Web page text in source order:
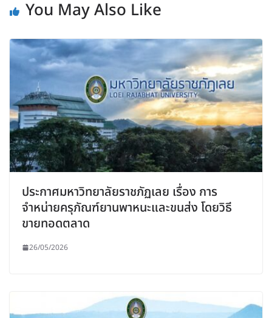
You May Also Like
ประกาศมหาวิทยาลัยราชภัฏเลย เรื่อง การ
จำหน่ายครุภัณฑ์ยานพาหนะและขนส่ง โดยวิธี
ขายทอดตลาด
26/05/2026